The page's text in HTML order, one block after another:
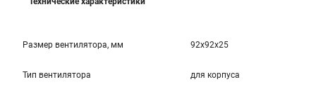
Размер вентилятора, мм 92x92x25
Тип вентилятора для корпуса